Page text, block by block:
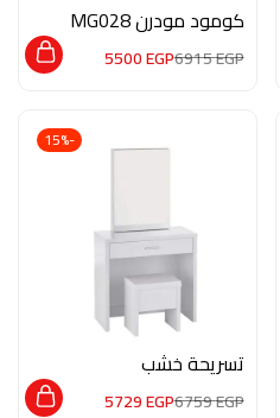
كومود مودرن MG028
6915EGP
5500EGP
-15%
تسريحة خشب
M02204
6759EGP
5729EGP